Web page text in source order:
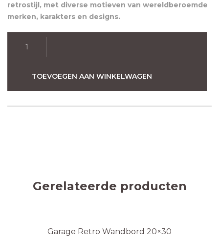
retrostijl, met diverse motieven van wereldberoemde
merken, karakters en designs.
WandbordTOEVOEGEN AAN WINKELWAGEN
Gerelateerde producten
Garage Retro Wandbord 20×30